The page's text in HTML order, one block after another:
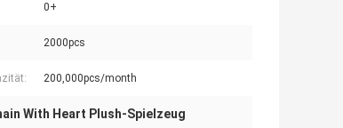
0+
2000pcs
200,000pcs/month
With Heart Plush-Spielzeug